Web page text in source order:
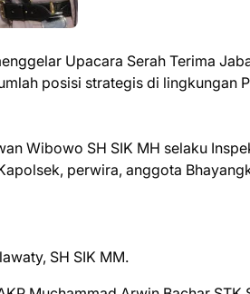
Upacara Serah Terima
posisi strategis di lingkungan
Wibowo SH SIK MH selaku
perwira, anggota
SH SIK MM.